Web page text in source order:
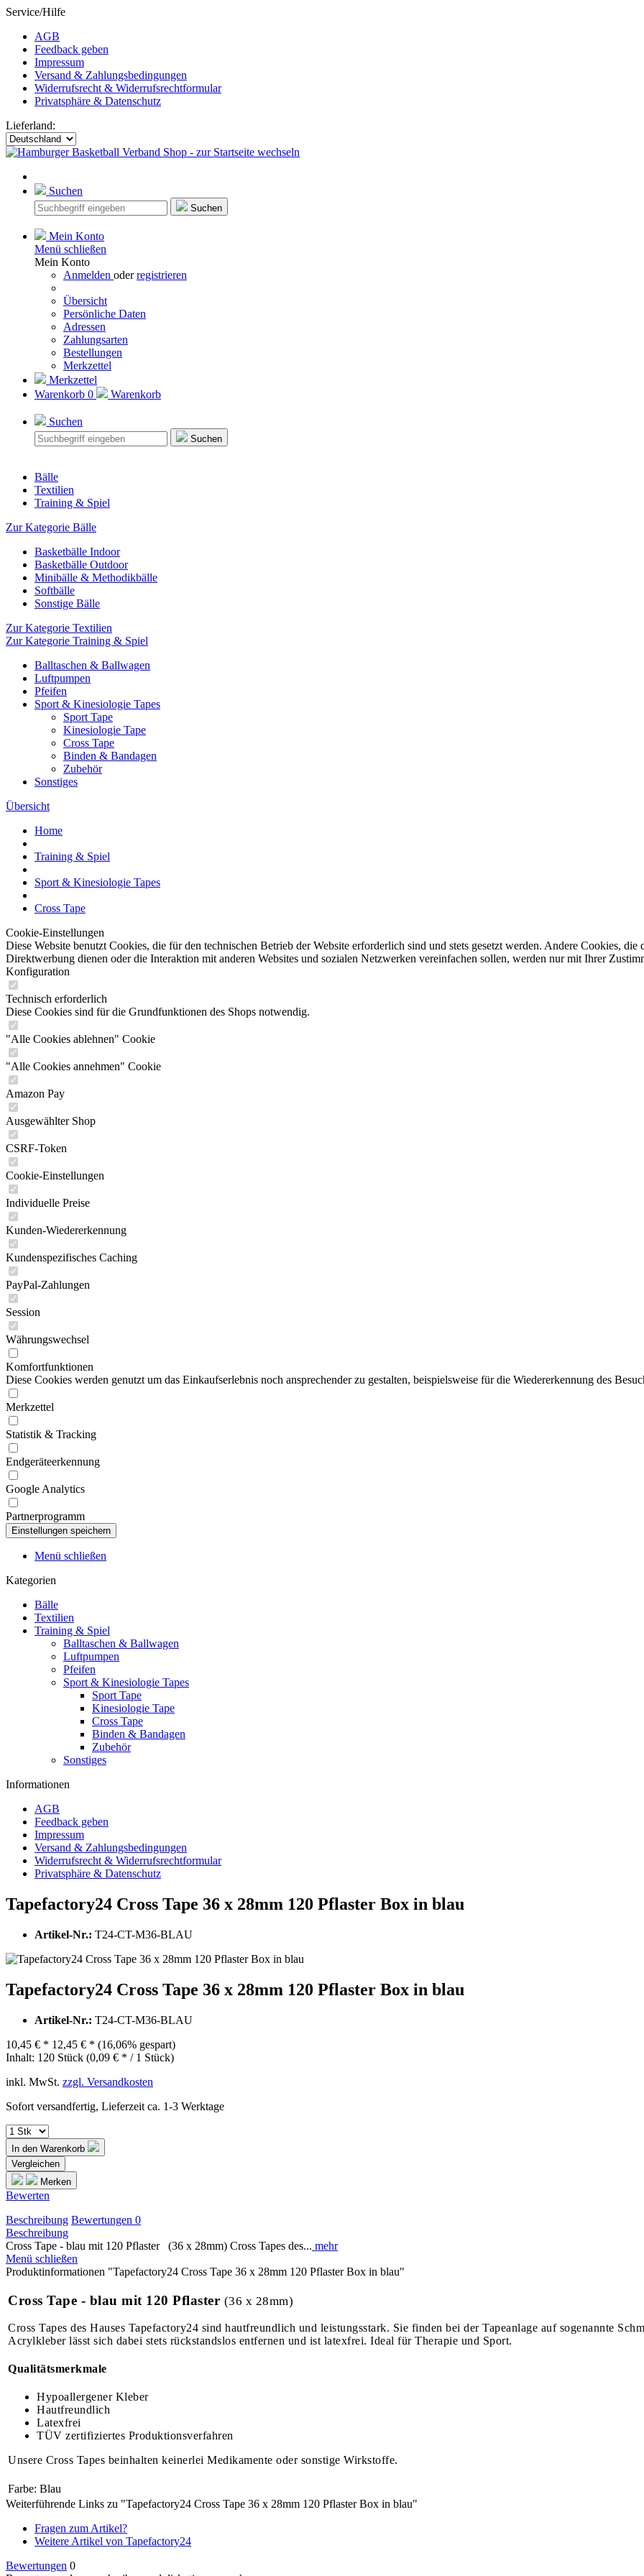
Service/Hilfe
AGB
Feedback geben
Impressum
Versand & Zahlungsbedingungen
Widerrufsrecht & Widerrufsrechtformular
Privatsphäre & Datenschutz
Lieferland:
Suchen
Suchen
Mein Konto
Menü schließen
Mein Konto
Anmelden oderregistrieren
Übersicht
Persönliche Daten
Adressen
Zahlungsarten
Bestellungen
Merkzettel
Merkzettel
Warenkorb 0 Warenkorb
Suchen
Suchen
Bälle
Textilien
Training & Spiel
Zur Kategorie Bälle
Basketbälle Indoor
Basketbälle Outdoor
Minibälle & Methodikbälle
Softbälle
Sonstige Bälle
Zur Kategorie Textilien
Zur Kategorie Training & Spiel
Balltaschen & Ballwagen
Luftpumpen
Pfeifen
Sport & Kinesiologie Tapes
Sport Tape
Kinesiologie Tape
Cross Tape
Binden & Bandagen
Zubehör
Sonstiges
Übersicht
Home
Training & Spiel
Sport & Kinesiologie Tapes
Cross Tape
Cookie-Einstellungen
Diese Website benutzt Cookies, die für den technischen Betrieb der Website erforderlich sind und stets gesetzt werden. Andere Cookies,
Direktwerbung dienen oder die Interaktion mit anderen Websites und sozialen Netzwerken vereinfachen sollen, werden nur mit Ihrer
Konfiguration
Technisch erforderlich
Diese Cookies sind für die Grundfunktionen des Shops notwendig.
"Alle Cookies ablehnen" Cookie
"Alle Cookies annehmen" Cookie
Amazon Pay
Ausgewählter Shop
CSRF-Token
Cookie-Einstellungen
Individuelle Preise
Kunden-Wiedererkennung
Kundenspezifisches Caching
PayPal-Zahlungen
Session
Währungswechsel
Komfortfunktionen
Diese Cookies werden genutzt um das Einkaufserlebnis noch ansprechender zu gestalten, beispielsweise für die Wiedererkennung des
Merkzettel
Statistik & Tracking
Endgeräteerkennung
Google Analytics
Partnerprogramm
Menü schließen
Kategorien
Bälle
Textilien
Training & Spiel
Balltaschen & Ballwagen
Luftpumpen
Pfeifen
Sport & Kinesiologie Tapes
Sport Tape
Kinesiologie Tape
Cross Tape
Binden & Bandagen
Zubehör
Sonstiges
Informationen
AGB
Feedback geben
Impressum
Versand & Zahlungsbedingungen
Widerrufsrecht & Widerrufsrechtformular
Privatsphäre & Datenschutz
Tapefactory24 Cross Tape 36 x 28mm 120 Pflaster Box in blau
Artikel-Nr.: T24-CT-M36-BLAU
Tapefactory24 Cross Tape 36 x 28mm 120 Pflaster Box in blau
Artikel-Nr.: T24-CT-M36-BLAU
10,45 € * 12,45 € * (16,06% gespart)
Inhalt: 120 Stück (0,09 € * / 1 Stück)
inkl. MwSt. zzgl. Versandkosten
Sofort versandfertig, Lieferzeit ca. 1-3 Werktage
In den Warenkorb
Vergleichen
Merken
Bewerten
Beschreibung Bewertungen 0
Beschreibung
Cross Tape - blau mit 120 Pflaster (36 x 28mm) Cross Tapes des... mehr
Menü schließen
Produktinformationen "Tapefactory24 Cross Tape 36 x 28mm 120 Pflaster Box in blau"
Cross Tape - blau mit 120 Pflaster (36 x 28mm)
Cross Tapes des Hauses Tapefactory24 sind hautfreundlich und leistungsstark. Sie finden bei der Tapeanlage auf sogenannte
Acrylkleber lässt sich dabei stets rückstandslos entfernen und ist latexfrei. Ideal für Therapie und Sport.
Qualitätsmerkmale
Hypoallergener Kleber
Hautfreundlich
Latexfrei
TÜV zertifiziertes Produktionsverfahren
Unsere Cross Tapes beinhalten keinerlei Medikamente oder sonstige Wirkstoffe.
Farbe: Blau
Weiterführende Links zu "Tapefactory24 Cross Tape 36 x 28mm 120 Pflaster Box in blau"
Fragen zum Artikel?
Weitere Artikel von Tapefactory24
Bewertungen 0